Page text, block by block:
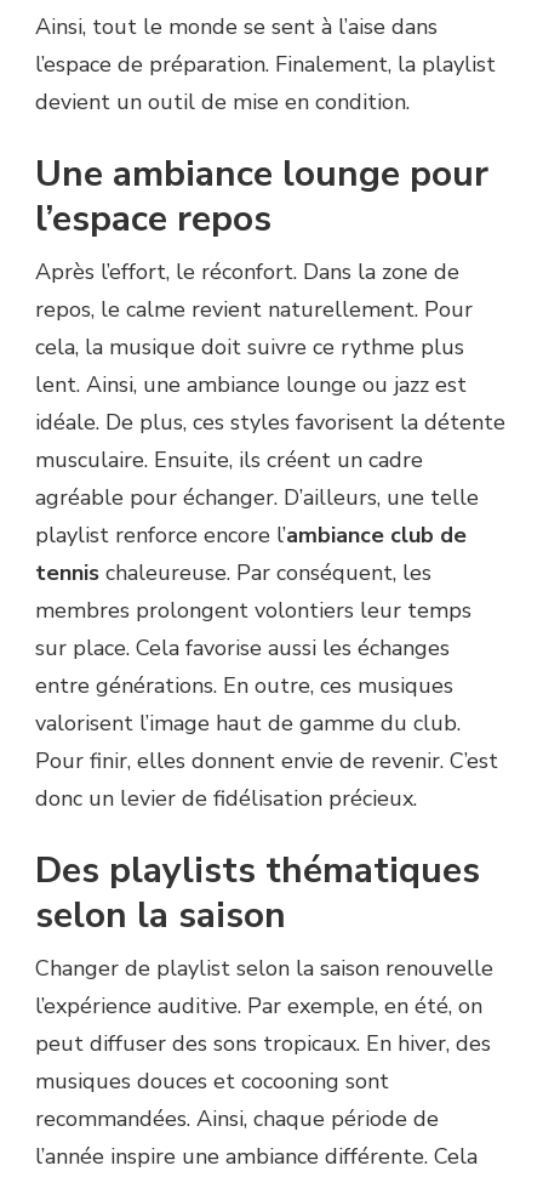
Ainsi, tout le monde se sent à l’aise dans
l’espace de préparation. Finalement, la playlist
devient un outil de mise en condition.
Une ambiance lounge pour
l’espace repos
Après l’effort, le réconfort. Dans la zone de
repos, le calme revient naturellement. Pour
cela, la musique doit suivre ce rythme plus
lent. Ainsi, une ambiance lounge ou jazz est
idéale. De plus, ces styles favorisent la détente
musculaire. Ensuite, ils créent un cadre
agréable pour échanger. D’ailleurs, une telle
playlist renforce encore l’ambiance club de
tennis chaleureuse. Par conséquent, les
membres prolongent volontiers leur temps
sur place. Cela favorise aussi les échanges
entre générations. En outre, ces musiques
valorisent l’image haut de gamme du club.
Pour finir, elles donnent envie de revenir. C’est
donc un levier de fidélisation précieux.
Des playlists thématiques
selon la saison
Changer de playlist selon la saison renouvelle
l’expérience auditive. Par exemple, en été, on
peut diffuser des sons tropicaux. En hiver, des
musiques douces et cocooning sont
recommandées. Ainsi, chaque période de
l’année inspire une ambiance différente. Cela